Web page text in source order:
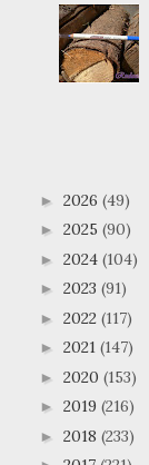
► 2026 (49)
► 2025 (90)
► 2024 (104)
► 2023 (91)
► 2022 (117)
► 2021 (147)
► 2020 (153)
► 2019 (216)
► 2018 (233)